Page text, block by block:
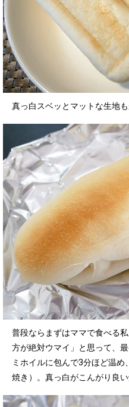
真っ白スベッとマットな生地
普段ならまずはママで食べる
方が絶対ウマイ」と思って、
ミホイルに包んで3分ほど温
焼き）。真っ白がこんがり良い